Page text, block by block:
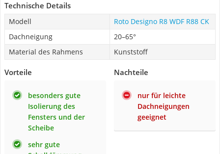
Technische Details
Modell
Roto Designo R8 WDF R88 CK
Dachneigung
20–65°
Material des Rahmens
Kunststoff
Vorteile
besonders gute
Isolierung des
Fensters und der
Scheibe
sehr gute
Nachteile
nur für leichte
Dachneigungen
geeignet